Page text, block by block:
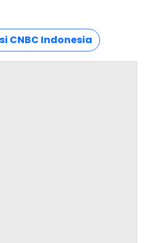
CNBC Indonesia